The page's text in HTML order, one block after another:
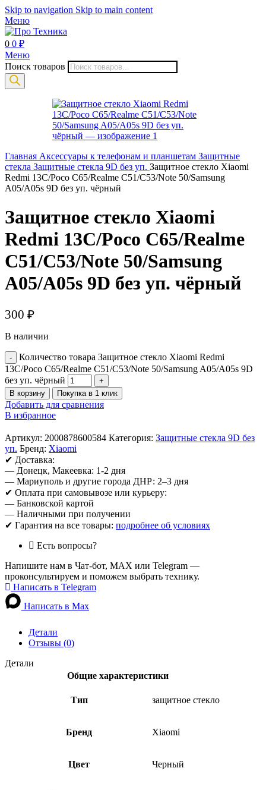
Skip to navigation Skip to main content
Меню
0 0 ₽
Меню
Поиск товаров
Главная Аксессуары к телефонам и планшетам Защитные
стекла Защитные стекла 9D без уп. Защитное стекло Xiaomi
Redmi 13C/Poco C65/Realme C51/C53/Note 50/Samsung
A05/A05s 9D без уп. чёрный
Защитное стекло Xiaomi
Redmi 13C/Poco C65/Realme
C51/C53/Note 50/Samsung
A05/A05s 9D без уп. чёрный
300 ₽
В наличии
Количество товара Защитное стекло Xiaomi Redmi
13C/Poco C65/Realme C51/C53/Note 50/Samsung A05/A05s 9D
без уп. чёрный
В корзину Покупка в 1 клик
Добавить для сравнения
В избранное
Артикул: 2000878600584 Категория: Защитные стекла 9D без
уп. Бренд: Xiaomi
✔ Доставка:
— Донецк, Макеевка: 1-2 дня
— Мариуполь и другие города ДНР: 2–3 дня
✔ Оплата при самовывозе или курьеру:
— Банковской картой
— Наличными при получении
✔ Гарантия на все товары: подробнее об условиях
Есть вопросы?
Напишите нам в Чат-бот, MAX или Telegram —
проконсультируем и поможем выбрать технику.
Написать в Telegram
Написать в Max
Детали
Отзывы (0)
Детали
Общие характеристики
Тип защитное стекло
Бренд Xiaomi
Цвет Черный